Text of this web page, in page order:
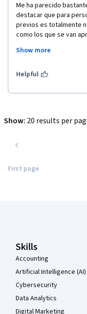
Me ha parecido
destacar que para
previos es totalmente
como los que se van
muy bien y ayuda
Gracias.
Show more
Helpful
Show: 20 results per
First page
Skills
Accounting
Artificial Intelligence (AI)
Cybersecurity
Data Analytics
Digital Marketing